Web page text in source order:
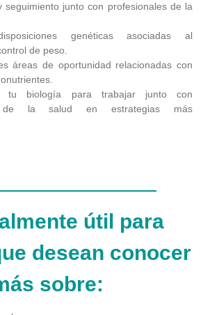
seguimiento junto con profesionales de la
genéticas asociadas al
de peso.
áreas de oportunidad relacionadas con
tu biología para trabajar junto con
de la salud en estrategias más
útil para
desean conocer
sobre: